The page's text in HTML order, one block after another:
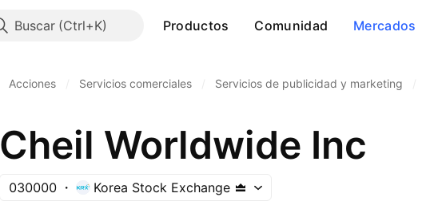
Buscar Productos Comunidad Mercados
Acciones Servicios comerciales Servicios de publicidad y marketing
Cheil Worldwide Inc
030000 Korea Stock Exchange